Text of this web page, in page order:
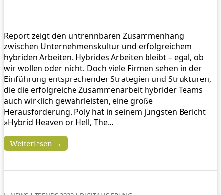
Report zeigt den untrennbaren Zusammenhang
zwischen Unternehmenskultur und erfolgreichem
hybriden Arbeiten. Hybrides Arbeiten bleibt – egal, ob
wir wollen oder nicht. Doch viele Firmen sehen in der
Einführung entsprechender Strategien und Strukturen,
die die erfolgreiche Zusammenarbeit hybrider Teams
auch wirklich gewährleisten, eine große
Herausforderung. Poly hat in seinem jüngsten Bericht
»Hybrid Heaven or Hell, The…
Weiterlesen →